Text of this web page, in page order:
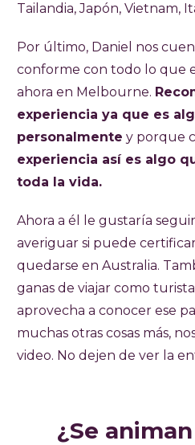
Tailandia, Japón, Vietnam,
Por último, Daniel nos
conforme con todo lo que
ahora en Melbourne.
experiencia ya que es
personalmente y porque
experiencia así es algo
toda la vida.
Ahora a él le gustaría
averiguar si puede
quedarse en Australia.
ganas de viajar como
aprovecha a conocer ese
muchas otras cosas más,
video. No dejen de ver la
¿Se